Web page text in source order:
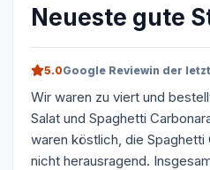
Neueste gute
5.0Google Reviewin der
Wir waren zu viert und
Salat und Spaghetti
waren köstlich, die Spaghetti
nicht herausragend.